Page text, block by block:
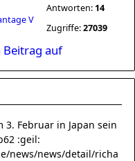
V
Antworten: 14
Zugriffe:27039
Beitrag auf
Februar in Japan sein
:geil:
news/news/detail/richa